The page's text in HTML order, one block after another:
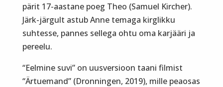
pärit 17-aastane poeg Theo (Samuel Kircher).
Järk-järgult astub Anne temaga kirglikku
suhtesse, pannes sellega ohtu oma karjääri ja
pereelu.
“Eelmine suvi” on uusversioon taani filmist
“Ärtuemand” (Dronningen, 2019), mille peaosas